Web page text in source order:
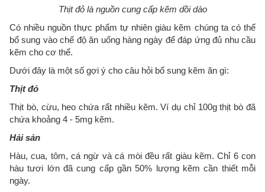
Thịt đỏ là nguồn cung cấp kẽm dồi dào
Có nhiều nguồn thực phẩm tự nhiên giàu kẽm chúng ta có thể
bổ sung vào chế độ ăn uống hàng ngày để đáp ứng đủ nhu cầu
kẽm cho cơ thể.
Dưới đây là một số gợi ý cho câu hỏi bổ sung kẽm ăn gì:
Thịt đỏ
Thịt bò, cừu, heo chứa rất nhiều kẽm. Ví dụ chỉ 100g thịt bò đã
chứa khoảng 4 - 5mg kẽm.
Hải sản
Hàu, cua, tôm, cá ngừ và cá mòi đều rất giàu kẽm. Chỉ 6 con
hàu tươi lớn đã cung cấp gần 50% lượng kẽm cần thiết mỗi
ngày.